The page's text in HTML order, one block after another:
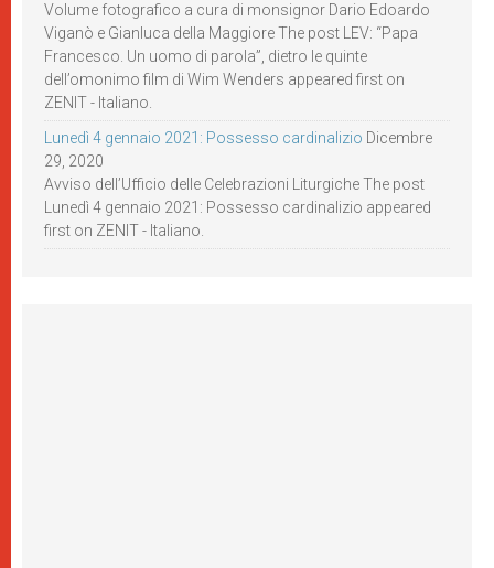
Volume fotografico a cura di monsignor Dario Edoardo
Viganò e Gianluca della Maggiore The post LEV: “Papa
Francesco. Un uomo di parola”, dietro le quinte
dell’omonimo film di Wim Wenders appeared first on
ZENIT - Italiano.
Lunedì 4 gennaio 2021: Possesso cardinalizio Dicembre
29, 2020
Avviso dell’Ufficio delle Celebrazioni Liturgiche The post
Lunedì 4 gennaio 2021: Possesso cardinalizio appeared
first on ZENIT - Italiano.